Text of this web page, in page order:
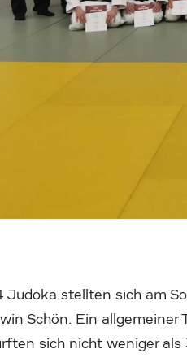
Judoka stellten sich am
Schön. Ein allgemeiner
sich nicht weniger als